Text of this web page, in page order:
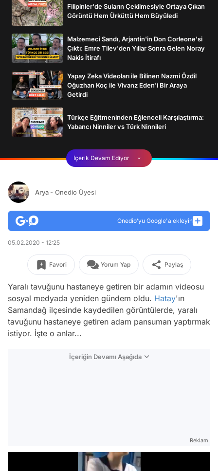
Filipinler'de Suların Çekilmesiyle Ortaya Çıkan
Görüntü Hem Ürküttü Hem Büyüledi
Malzemeci Sandı, Arjantin'in Don Corleone'si
Çıktı: Emre Tilev'den Yıllar Sonra Gelen Noray
Nakis İtirafı
Yapay Zeka Videoları ile Bilinen Nazmi Özdil
Oğuzhan Koç ile Vivanz Eden'i Bir Araya
Getirdi
Türkçe Eğitmeninden Eğlenceli Karşılaştırma:
Yabancı Ninniler vs Türk Ninnileri
İçerik Devam Ediyor
Arya - Onedio Üyesi
Onedio’yu Google'a ekleyin
05.02.2020 - 12:25
Favori Yorum Yap Paylaş
Yaralı tavuğunu hastaneye getiren bir adamın videosu
sosyal medyada yeniden gündem oldu. Hatay'ın
Samandağ ilçesinde kaydedilen görüntülerde, yaralı
tavuğunu hastaneye getiren adam pansuman yaptırmak
istiyor. İşte o anlar...
İçeriğin Devamı Aşağıda
Reklam